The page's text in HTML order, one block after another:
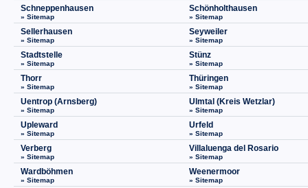
Schneppenhausen
» Sitemap
Schönholthausen
» Sitemap
Sellerhausen
» Sitemap
Seyweiler
» Sitemap
Stadtstelle
» Sitemap
Stünz
» Sitemap
Thorr
» Sitemap
Thüringen
» Sitemap
Uentrop (Arnsberg)
» Sitemap
Ulmtal (Kreis Wetzlar)
» Sitemap
Upleward
» Sitemap
Urfeld
» Sitemap
Verberg
» Sitemap
Villaluenga del Rosario
» Sitemap
Wardböhmen
» Sitemap
Weenermoor
» Sitemap